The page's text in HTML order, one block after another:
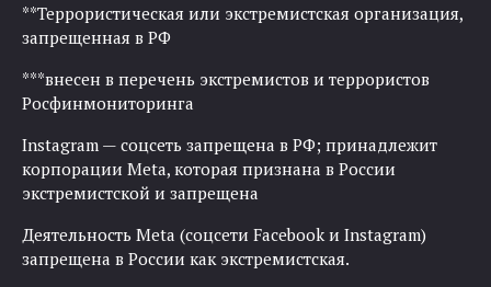
**Террористическая или экстремистская организация,
запрещенная в РФ
***внесен в перечень экстремистов и террористов
Росфинмониторинга
Instagram — соцсеть запрещена в РФ; принадлежит
корпорации Meta, которая признана в России
экстремистской и запрещена
Деятельность Meta (соцсети Facebook и Instagram)
запрещена в России как экстремистская.